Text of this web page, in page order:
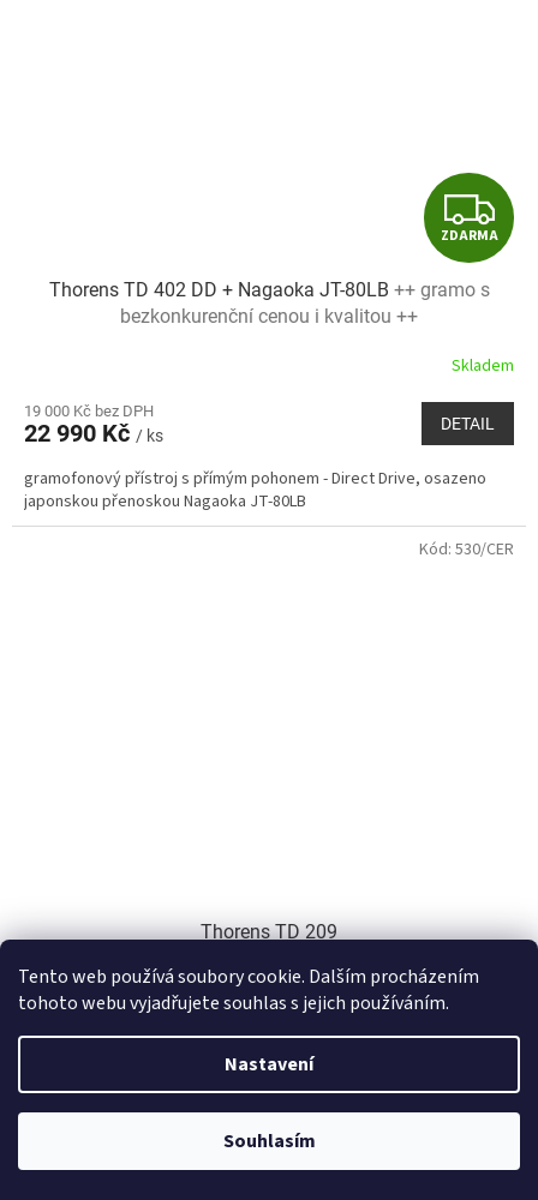
Tento web používá soubory cookie. Dalším procházením
tohoto webu vyjadřujete souhlas s jejich používáním.
Nastavení
Souhlasím
Z
D
R
M
A
ZDARMA
Thorens TD 402 DD + Nagaoka JT-80LB ++ gramo s
bezkonkurenční cenou i kvalitou ++
Skladem
19 000 Kč bez DPH
22 990 Kč / ks
DETAIL
gramofonový přístroj s přímým pohonem - Direct Drive, osazeno
japonskou přenoskou Nagaoka JT-80LB
Thorens TD 209
POUZE NA OBJEDNÁVKU
Manual - Novinka
Kód: 530/CER
Novinka Kód:THO-TD-403DD-HG-BLK